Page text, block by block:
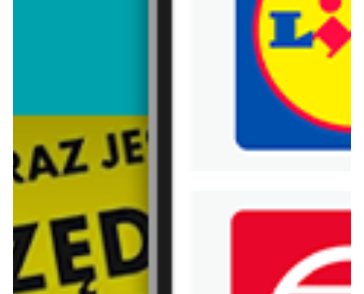
Trafiłeś na nieaktualną gazetkę
Zobacz aktualne gazetki Blix!
aktualna